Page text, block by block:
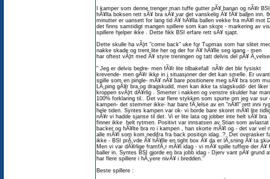
I kamper som denne trenger man tuffe gutter pÃ¥ banan og nÃ¥r
hÃ¥lla boksen rett sÃ¥ bra sÃ¥ var det vanskelig Ã¥ fÃ¥ ballen inn.
minutter er uansett for lang tid Ã¥ hÃ¥lla ballen vekke fra mÃ¥l mot
det finns samtidigt mangen spillere som kan skore - markering av
spillere hjelper ikke . Dette fikk BSI erfare rett sÃ¥ sjapt.
Dette skulle ha vÃ¦rt "come back" uke for Tuomas som har slitet
nakke skade og trent lite her og der for Ã¥ hÃ¥lle seg igang - men
har oftest vÃ¦rt med Ã¥ styre treningen og tatt delvis del pÃ¥
" Jeg er delvis bedre- men fÃ¥r lite tilbakefall nÃ¥r det blir fysiskt
krevende- men gÃ¥r ikke in i situasjoner der det kan smelle. Er
spille som en pingle- mÃ¥ nÃ¥ bare positionere meg sÃ¥ bra som
LÃ¸ping gÃ¥r bra og dragskudd, men kan ikke ta slagskudd- det liker
kroppen svÃ¦rt dÃ¥rlig . Smerter i nakken og venstre skulder har
100% forklaring til.. Det var flere stykken som spurte om jeg var sur
kampen- det stemmer ikke- har bare fÃ¸lelse av en "nÃ¥l" rett inni
hele tiden. Syntes kampen var ok- vi borde bare skoret mÃ¥l lite
nÃ¥r vi hadde sjanse til det. Vi er lite lata og jobber inte helt sÃ¥ bra
finner ikke helt rytmen. Positivt var innsatsen av Stian som avlastat
backer og hÃ¥lte bra ro i kampen , han skorte mÃ¥l og - det var vel
alle mÃ¥l som kom nedifra fra back position idag..? Det overasker
ikke - BSI prÃ¸vde Ã¥ hÃ¥lle en tight box Ã¥ da er lÃ¸sning Ã¥ ta
Men vi var dÃ¥rlige framfÃ¸r mÃ¥l idag - vi mÃ¥ spille tuffere der Ã¥
baller in. Syntes BSI gjorde en bra jobb idag - Djerv vant pÃ¥ grund
har flere spillere i hÃ¸yere nivÃ¥ i bredden."
Beste spillere :